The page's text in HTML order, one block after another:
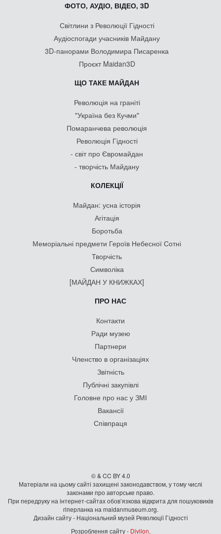
ФОТО, АУДІО, ВІДЕО, 3D
Світлини з Революції Гідності
Аудіоспогади учасників Майдану
3D-панорами Володимира Писаренка
Проєкт Maidan3D
ЩО ТАКЕ МАЙДАН
Революція на граніті
"Україна без Кучми"
Помаранчева революція
Революція Гідності
- світ про Євромайдан
- творчість Майдану
КОЛЕКЦІЇ
Майдан: усна історія
Агітація
Боротьба
Меморіальні предмети Героїв Небесної Сотні
Творчість
Символіка
[МАЙДАН У КНИЖКАХ]
ПРО НАС
Контакти
Ради музею
Партнери
Членство в організаціях
Звітність
Публічні закупівлі
Головне про нас у ЗМІ
Вакансії
Співпраця
© & CC BY 4.0
Матеріали на цьому сайті захищені законодавством, у тому числі
законами про авторське право.
При передруку на iнтернет-сайтах обов’язкова відкрита для пошуковиків
гiперланка на maidanmuseum.org.
Дизайн сайту - Національний музей Революції Гідності
Розроблення сайту - Divilon.